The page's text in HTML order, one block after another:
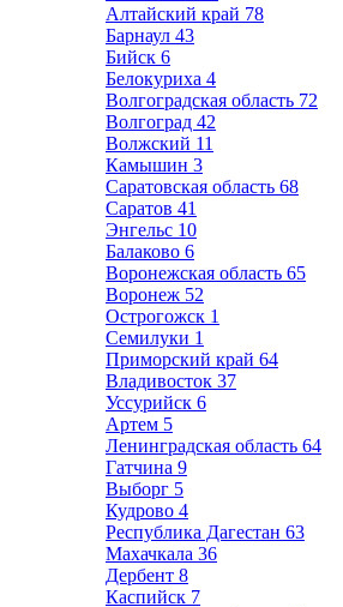
Алтайский край 78
Барнаул 43
Бийск 6
Белокуриха 4
Волгоградская область 72
Волгоград 42
Волжский 11
Камышин 3
Саратовская область 68
Саратов 41
Энгельс 10
Балаково 6
Воронежская область 65
Воронеж 52
Острогожск 1
Семилуки 1
Приморский край 64
Владивосток 37
Уссурийск 6
Артем 5
Ленинградская область 64
Гатчина 9
Выборг 5
Кудрово 4
Республика Дагестан 63
Махачкала 36
Дербент 8
Каспийск 7